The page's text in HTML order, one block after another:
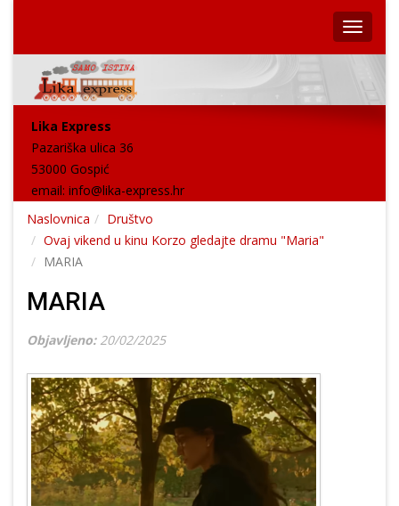
Lika Express
Pazariška ulica 36
53000 Gospić
email: info@lika-express.hr
Naslovnica
Društvo
Ovaj vikend u kinu Korzo gledajte dramu "Maria"
MARIA
MARIA
Objavljeno: 20/02/2025